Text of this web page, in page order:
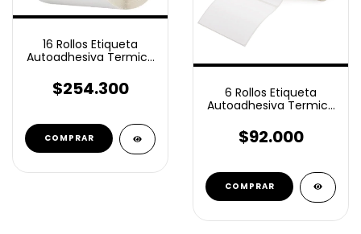
16 Rollos Etiqueta
Autoadhesiva Termico
c/u
$254.300
6 Rollos Etiqueta
Autoadhesiva Termico
$92.000